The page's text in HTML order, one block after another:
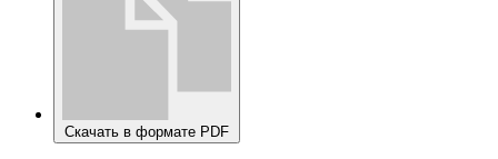
Скачать в формате PDF